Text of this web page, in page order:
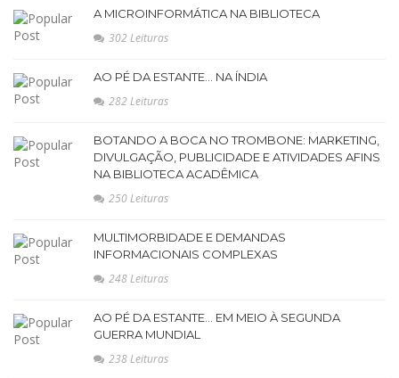
A MICROINFORMÁTICA NA BIBLIOTECA
302 Leituras
AO PÉ DA ESTANTE... NA ÍNDIA
282 Leituras
BOTANDO A BOCA NO TROMBONE: MARKETING,
DIVULGAÇÃO, PUBLICIDADE E ATIVIDADES AFINS
NA BIBLIOTECA ACADÊMICA
250 Leituras
MULTIMORBIDADE E DEMANDAS
INFORMACIONAIS COMPLEXAS
248 Leituras
AO PÉ DA ESTANTE… EM MEIO À SEGUNDA
GUERRA MUNDIAL
238 Leituras